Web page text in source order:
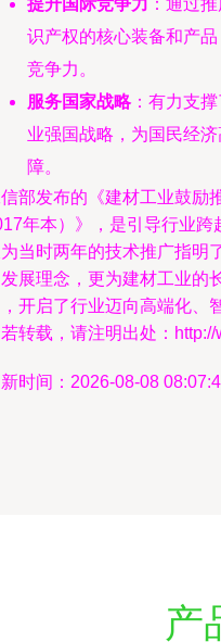
提升国际竞争力 ：通过
识产权的核心装备和产
竞争力。
服务国家战略：有力支
业强国战略，为国民经
障。
部发布的《建材工业鼓励
年本）》，是引导行业
当时两年的技术推广指明
展理念，更为建材工业的
开启了行业迈向高端化、
转载，请注明出处：
时间：2026-08-08
产